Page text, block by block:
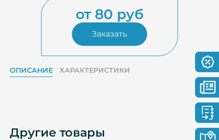
от 80 руб
Заказать
ОПИСАНИЕ ХАРАКТЕРИСТИКИ
Другие товары